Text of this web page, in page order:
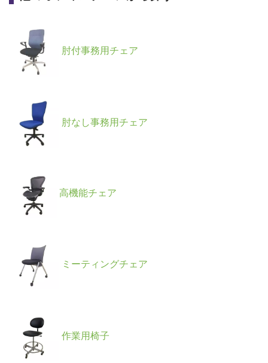
肘付事務用チェア
肘なし事務用チェア
高機能チェア
ミーティングチェア
作業用椅子